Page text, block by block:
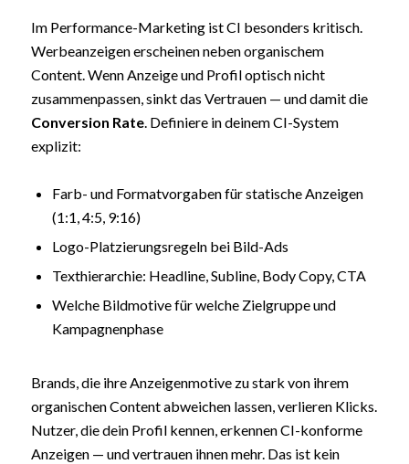
Im Performance-Marketing ist CI besonders kritisch.
Werbeanzeigen erscheinen neben organischem
Content. Wenn Anzeige und Profil optisch nicht
zusammenpassen, sinkt das Vertrauen — und damit die
Conversion Rate. Definiere in deinem CI-System
explizit:
Farb- und Formatvorgaben für statische Anzeigen
(1:1, 4:5, 9:16)
Logo-Platzierungsregeln bei Bild-Ads
Texthierarchie: Headline, Subline, Body Copy, CTA
Welche Bildmotive für welche Zielgruppe und
Kampagnenphase
Brands, die ihre Anzeigenmotive zu stark von ihrem
organischen Content abweichen lassen, verlieren Klicks.
Nutzer, die dein Profil kennen, erkennen CI-konforme
Anzeigen — und vertrauen ihnen mehr. Das ist kein